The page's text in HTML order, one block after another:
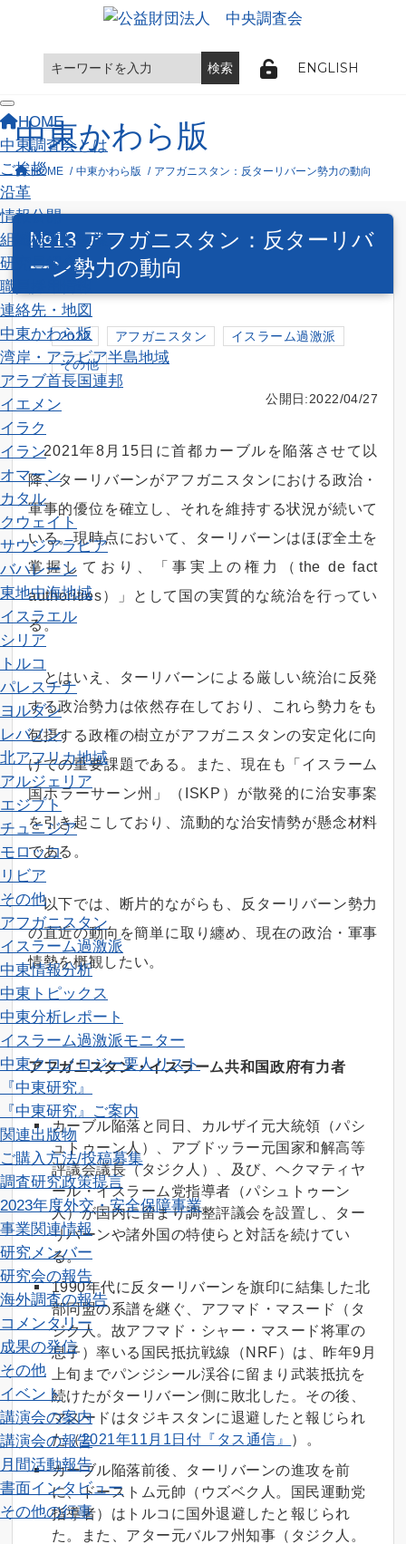
ENGLISH
Toggle navigation
HOME
中東調査会とは
ご挨拶
沿革
情報公開
組織概要と事業
研究員紹介
職員採用情報
連絡先・地図
中東かわら版
湾岸・アラビア半島地域
アラブ首長国連邦
イエメン
イラク
イラン
オマーン
カタル
クウェイト
サウジアラビア
バハレーン
東地中海地域
イスラエル
シリア
トルコ
パレスチナ
ヨルダン
レバノン
北アフリカ地域
アルジェリア
エジプト
チュニジア
モロッコ
リビア
その他
アフガニスタン
イスラーム過激派
中東情報分析
中東トピックス
中東分析レポート
イスラーム過激派モニター
中東クロノロジー要人リスト
『中東研究』
『中東研究』ご案内
関連出版物
ご購入方法/投稿募集
調査研究政策提言
2023年度外交・安全保障事業
事業関連情報
研究メンバー
研究会の報告
海外調査の報告
コメンタリー
成果の発信
その他
イベント
講演会の案内
講演会の報告
月間活動報告
書面インタビュー
その他の行事
中東かわら版
HOME 中東かわら版 アフガニスタン：反ターリバーン勢力の動向
№13 アフガニスタン：反ターリバ
ーン勢力の動向
2022 アフガニスタン
イスラーム過激派
その他
公開日:2022/04/27
2021年8月15日に首都カーブルを陥落させて以
降、ターリバーンがアフガニスタンにおける政治・
軍事的優位を確立し、それを維持する状況が続いて
いる。現時点において、ターリバーンはほぼ全土を
掌握しており、「事実上の権力（the de fact
authorities）」として国の実質的な統治を行ってい
る。
とはいえ、ターリバーンによる厳しい統治に反発
する政治勢力は依然存在しており、これら勢力をも
包摂する政権の樹立がアフガニスタンの安定化に向
けての重要課題である。また、現在も「イスラーム
国ホラーサーン州」（ISKP）が散発的に治安事案
を引き起こしており、流動的な治安情勢が懸念材料
である。
以下では、断片的ながらも、反ターリバーン勢力
の直近の動向を簡単に取り纏め、現在の政治・軍事
情勢を概観したい。
アフガニスタン・イスラーム共和国政府有力者
カーブル陥落と同日、カルザイ元大統領（パシ
ュトゥーン人）、アブドッラー元国家和解高等
評議会議長（タジク人）、及び、ヘクマティヤ
ール・イスラーム党指導者（パシュトゥーン
人）が国内に留まり調整評議会を設置し、ター
リバーンや諸外国の特使らと対話を続けてい
る。
1990年代に反ターリバーンを旗印に結集した北
部同盟の系譜を継ぐ、アフマド・マスード（タ
ジク人。故アフマド・シャー・マスード将軍の
息子）率いる国民抵抗戦線（NRF）は、昨年9月
上旬までパンジシール渓谷に留まり武装抵抗を
続けたがターリバーン側に敗北した。その後、
マスードはタジキスタンに退避したと報じられ
た（2021年11月1日付『タス通信』 ）。
カーブル陥落前後、ターリバーンの進攻を前
に、ドーストム元帥（ウズベク人。国民運動党
指導者）はトルコに国外退避したと報じられ
た。また、アター元バルフ州知事（タジク人。